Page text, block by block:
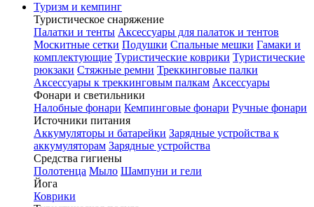
Туризм и кемпинг
Туристическое снаряжение
Палатки и тенты Аксессуары для палаток и тентов
Москитные сетки Подушки Спальные мешки Гамаки и
комплектующие Туристические коврики Туристические
рюкзаки Стяжные ремни Треккинговые палки
Аксессуары к треккинговым палкам Аксессуары
Фонари и светильники
Налобные фонари Кемпинговые фонари Ручные фонари
Источники питания
Аккумуляторы и батарейки Зарядные устройства к
аккумуляторам Зарядные устройства
Средства гигиены
Полотенца Мыло Шампуни и гели
Йога
Коврики